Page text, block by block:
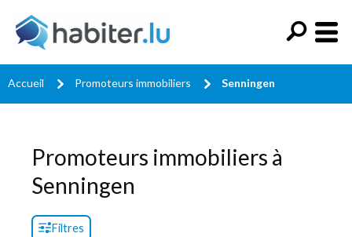
Accueil Promoteurs immobiliers Senningen
Promoteurs immobiliers à
Senningen
Filtres